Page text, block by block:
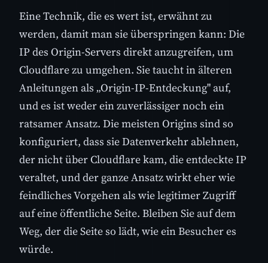
Eine Technik, die es wert ist, erwähnt zu
werden, damit man sie überspringen kann: Die
IP des Origin-Servers direkt anzugreifen, um
Cloudflare zu umgehen. Sie taucht in älteren
Anleitungen als „Origin-IP-Entdeckung" auf,
und es ist weder ein zuverlässiger noch ein
ratsamer Ansatz. Die meisten Origins sind so
konfiguriert, dass sie Datenverkehr ablehnen,
der nicht über Cloudflare kam, die entdeckte IP
veraltet, und der ganze Ansatz wirkt eher wie
feindliches Vorgehen als wie legitimer Zugriff
auf eine öffentliche Seite. Bleiben Sie auf dem
Weg, der die Seite so lädt, wie ein Besucher es
würde.